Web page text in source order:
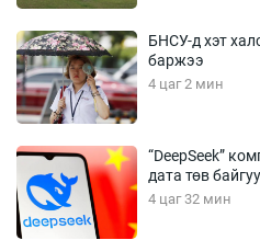
БНСУ-д хэт
баржээ
4 цаг 2 мин
“DeepSeek”
дата төв
4 цаг 32 мин